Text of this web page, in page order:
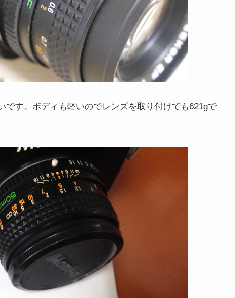
す。ボディも軽いのでレンズを取り付けても621gで